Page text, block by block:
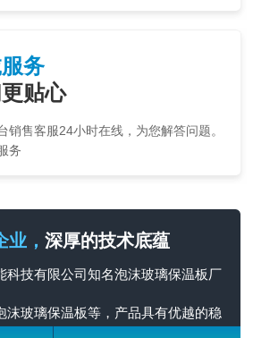
务
贴心
销售客服24小时在线，为您解答问题。
务
， 深厚的技术底蕴
科技有限公司知名泡沫玻璃保温板厂
沫玻璃保温板等，产品具有优越的稳